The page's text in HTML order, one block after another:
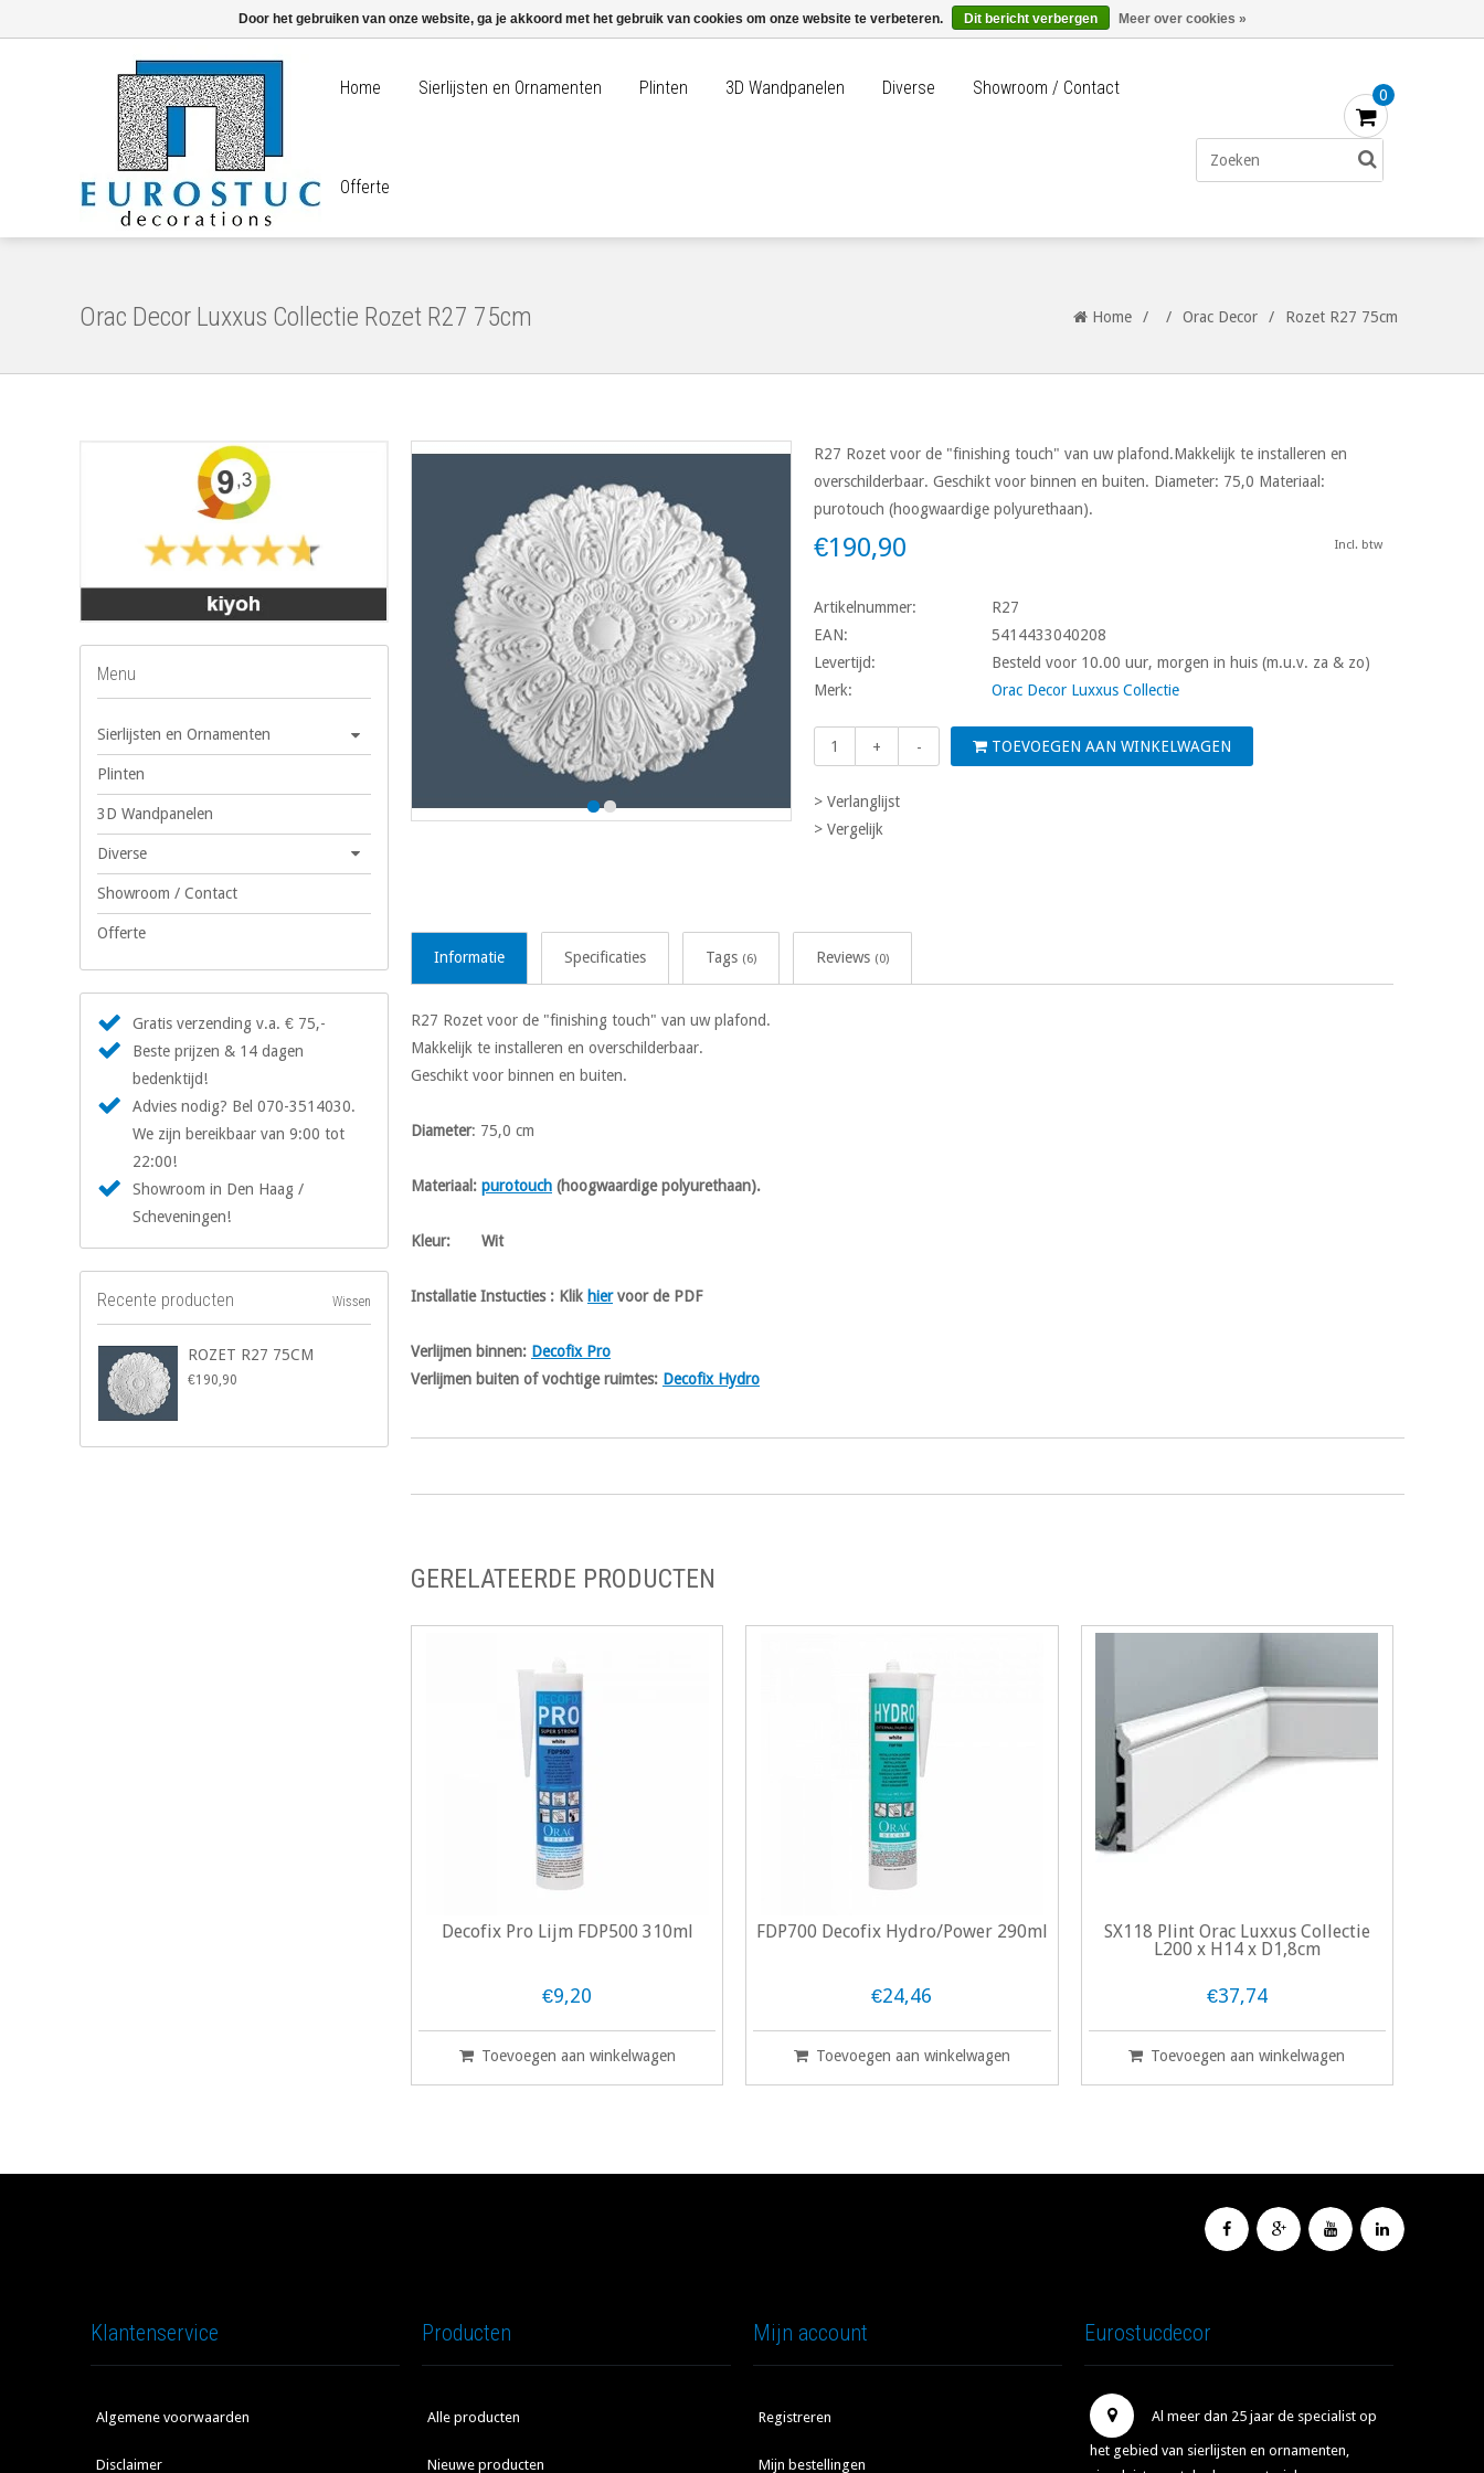
Merken Bestellen - €0,00
Home Sierlijsten en Ornamenten Plinten 3D Wandpanelen Diverse Showroom / Contact
Offerte
0
Orac Decor Luxxus Collectie Rozet R27 75cm Home / / Orac Decor / Rozet R27 75cm
R27 Rozet voor de "finishing touch" van uw plafond.Makkelijk te installeren en
overschilderbaar. Geschikt voor binnen en buiten. Diameter: 75,0 Materiaal:
purotouch (hoogwaardige polyurethaan).
€190,90 Incl. btw
Artikelnummer:
R27
EAN:
5414433040208
Levertijd:
Besteld voor 10.00 uur, morgen in huis (m.u.v. za & zo)
Merk:
Orac Decor Luxxus Collectie
+ - TOEVOEGEN AAN WINKELWAGEN
> Verlanglijst
> Vergelijk
Informatie Specificaties Tags (6) Reviews (0)
R27 Rozet voor de "finishing touch" van uw plafond.
Makkelijk te installeren en overschilderbaar.
Geschikt voor binnen en buiten.
Diameter: 75,0 cm
Materiaal: purotouch (hoogwaardige polyurethaan).
Kleur: Wit
Installatie Instucties : Klik hiervoor de PDF
Verlijmen binnen: Decofix Pro
Verlijmen buiten of vochtige ruimtes: Decofix Hydro
GERELATEERDE PRODUCTEN
Decofix Pro Lijm FDP500 310ml
€9,20
Toevoegen aan winkelwagen
FDP700 Decofix Hydro/Power 290ml
€24,46
Toevoegen aan winkelwagen
SX118 Plint Orac Luxxus Collectie
L200 x H14 x D1,8cm
€37,74
Toevoegen aan winkelwagen
Menu
Sierlijsten en Ornamenten
Plinten
3D Wandpanelen
Diverse
Showroom / Contact
Offerte
Gratis verzending v.a. € 75,-
Beste prijzen & 14 dagen
bedenktijd!
Advies nodig? Bel 070-3514030.
We zijn bereikbaar van 9:00 tot
22:00!
Showroom in Den Haag /
Scheveningen!
Recente producten Wissen
ROZET R27 75CM
€190,90
Klantenservice
Algemene voorwaarden
Disclaimer
Producten
Alle producten
Nieuwe producten
Mijn account
Registreren
Mijn bestellingen
Eurostucdecor
Al meer dan 25 jaar de specialist op
het gebied van sierlijsten en ornamenten,
Door het gebruiken van onze website, ga je akkoord met het gebruik van cookies om onze website te verbeteren. Dit bericht verbergen Meer over cookies »